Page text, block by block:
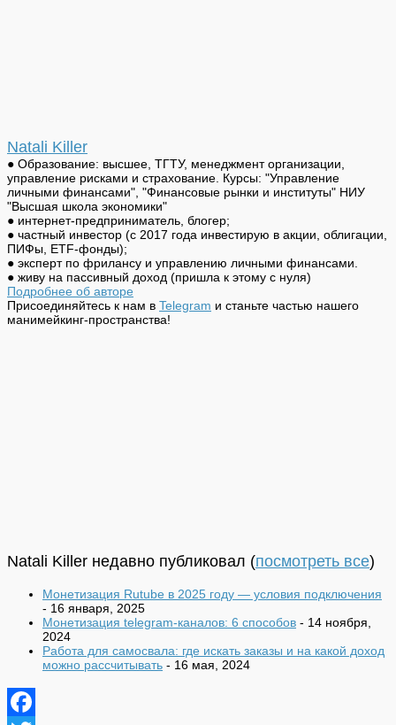
Natali Killer
● Образование: высшее, ТГТУ, менеджмент организации,
управление рисками и страхование. Курсы: "Управление
личными финансами", "Финансовые рынки и институты" НИУ
"Высшая школа экономики"
● интернет-предприниматель, блогер;
● частный инвестор (с 2017 года инвестирую в акции, облигации,
ПИФы, ETF-фонды);
● эксперт по фрилансу и управлению личными финансами.
● живу на пассивный доход (пришла к этому с нуля)
Подробнее об авторе
Присоединяйтесь к нам в Telegram и станьте частью нашего
манимейкинг-пространства!
Natali Killer недавно публиковал (посмотреть все)
Монетизация Rutube в 2025 году — условия подключения
- 16 января, 2025
Монетизация telegram-каналов: 6 способов - 14 ноября,
2024
Работа для самосвала: где искать заказы и на какой доход
можно рассчитывать - 16 мая, 2024